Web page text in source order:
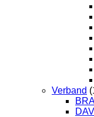
Verband
DAV